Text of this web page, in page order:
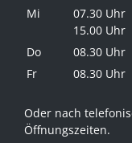
Mi
07.30
15.00
Do
08.30
Fr
08.30
Oder nach
Öffnungszeiten.